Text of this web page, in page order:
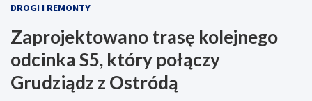
DROGI I REMONTY
Zaprojektowano trasę kolejnego
odcinka S5, który połączy
Grudziądz z Ostródą